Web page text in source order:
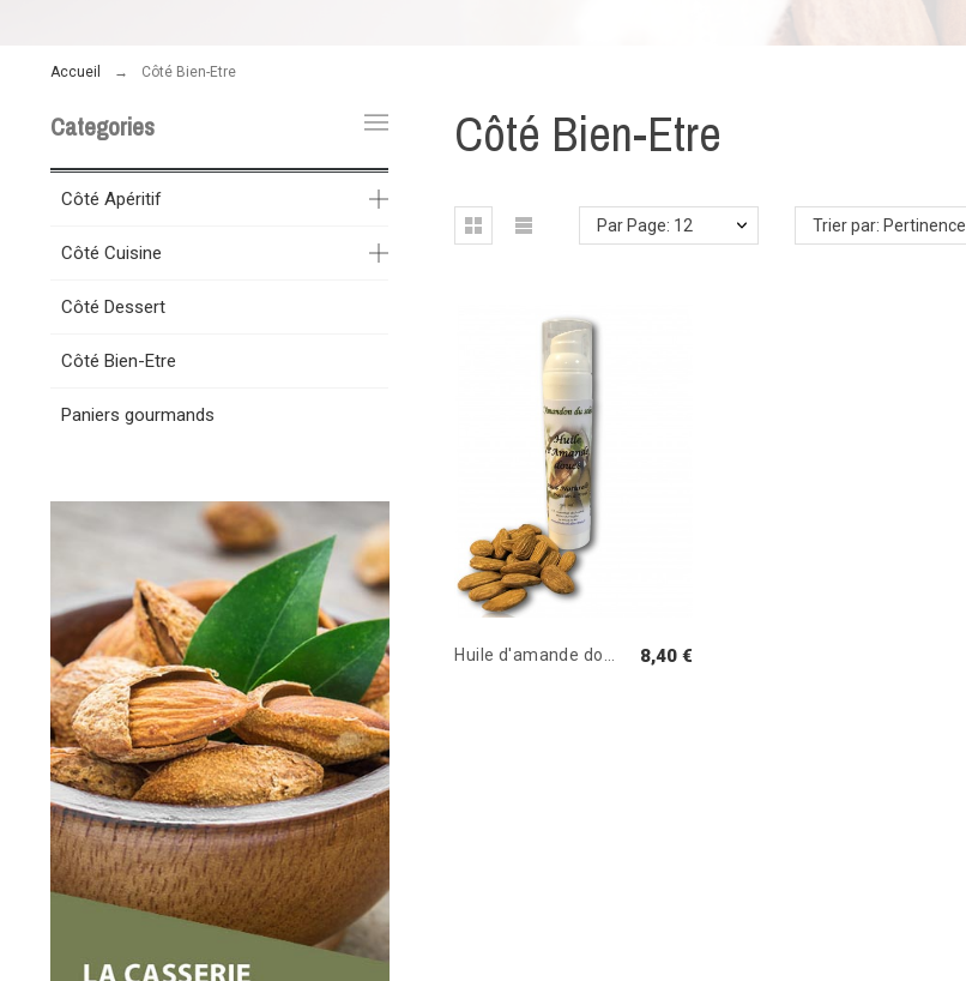
Accueil Côté Bien-Etre
Categories
Côté Apéritif
Côté Cuisine
Côté Dessert
Côté Bien-Etre
Paniers gourmands
Côté Bien-Etre
Par Page: 12 Trier par: Pertinence
8,40 €